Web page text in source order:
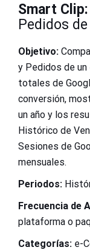
Smart Clip:
Pedidos
Objetivo:
y Pedidos de
totales de
conversión,
un año y los
Histórico de
Sesiones de
mensuales.
Periodos:
Frecuencia de
plataforma o
Categorías: e-